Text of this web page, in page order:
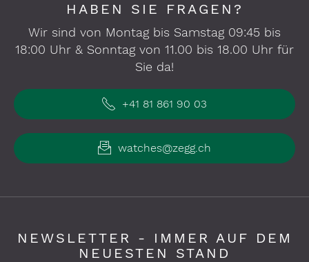
HABEN SIE FRAGEN?
Wir sind von Montag bis Samstag 09:45 bis
18:00 Uhr & Sonntag von 11.00 bis 18.00 Uhr für
Sie da!
+41 81 861 90 03
watches@zegg.ch
NEWSLETTER - IMMER AUF DEM
NEUESTEN STAND